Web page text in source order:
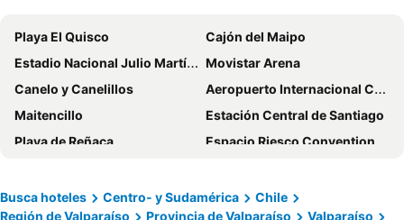
Hotel Diego de Almagro Valparaíso
Hotel Restaurante Ankara
Hostal 7 Norte
Resplendor Hotel
VOY Hostales - 4 Norte
Hotel Boutique Casa Recreo
Hotel Boutique Ossido Nero
Hotel Chalet Suizo
B&B Patrimonial Little Castle
La Blanca Hotel
Hotel Castillo Viña del Mar
Hotel Florencia
Playa El Quisco
Cajón del Maipo
Estadio Nacional Julio Martínez Prádanos
Movistar Arena
Canelo y Canelillos
Aeropuerto Internacional Comodoro Arturo Merino Benítez
Maitencillo
Estación Central de Santiago
Playa de Reñaca
Espacio Riesco Convention Center
Puerto de San Antonio
Estadio Monumental David Arellano
Busca hoteles Centro- y Sudamérica
Chile
Región de Valparaíso
Provincia de Valparaíso
Valparaíso